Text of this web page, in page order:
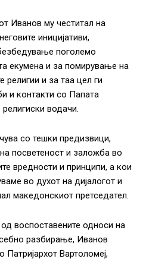
Иванов му честитал на
иницијативи,
поголемо
екумена и за помирување на
религии и за таа цел ги
и контакти со Папата
водачи.
со тешки предизвици,
посветеност и заложба во
вредности и принципи, а кои
во духот на дијалогот и
македонскиот претседател.
воспоставените односи на
разбирање, Иванов
Вартоломеј,